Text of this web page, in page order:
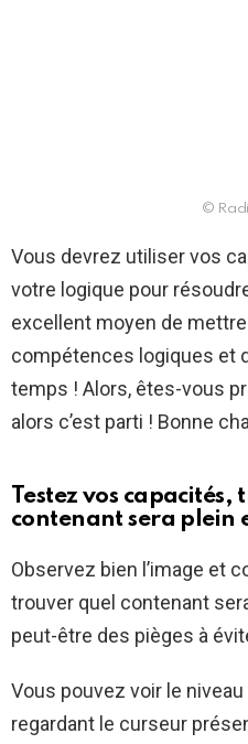
©
Vous devrez utiliser vos
votre logique pour
excellent moyen de mettre
compétences logiques et
temps ! Alors, êtes-vous
alors c’est parti ! Bonne
Testez vos capacités,
contenant sera plein
Observez bien l’image et
trouver quel contenant
peut-être des pièges à
Vous pouvez voir le
regardant le curseur